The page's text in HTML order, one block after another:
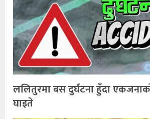
ललितुरमा बस दुर्घटना हुँदा
घाइते